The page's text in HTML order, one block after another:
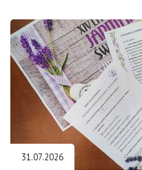
31.07.2026